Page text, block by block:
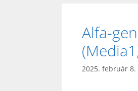
Alfa-
2025. február